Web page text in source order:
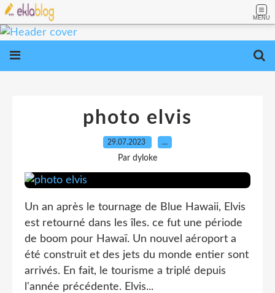
MENU
photo elvis
29.07.2023 …
Par dyloke
Un an après le tournage de Blue Hawaii, Elvis
est retourné dans les îles. ce fut une période
de boom pour Hawaï. Un nouvel aéroport a
été construit et des jets du monde entier sont
arrivés. En fait, le tourisme a triplé depuis
l'année précédente. Elvis...